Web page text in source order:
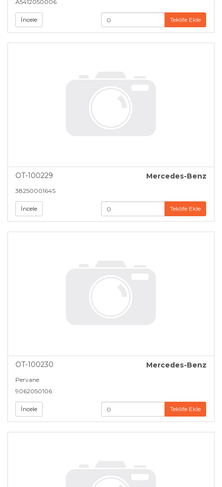
A5412050006
İncele Teklife Ekle
OT-100229 Mercedes-Benz
3825000164S
İncele Teklife Ekle
OT-100230 Mercedes-Benz
Pervane
9062050106
İncele Teklife Ekle